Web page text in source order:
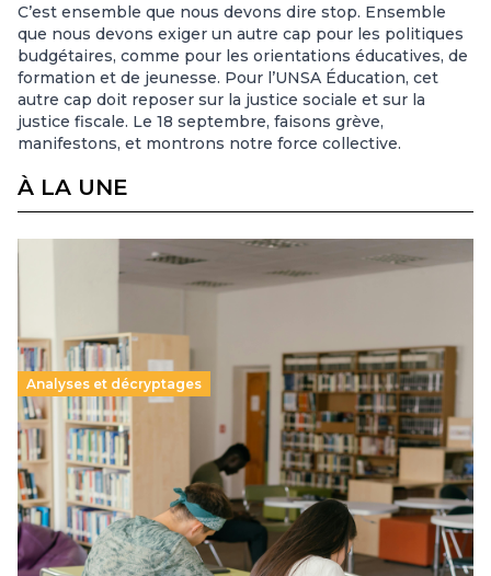
C’est ensemble que nous devons dire stop. Ensemble
que nous devons exiger un autre cap pour les politiques
budgétaires, comme pour les orientations éducatives, de
formation et de jeunesse. Pour l’UNSA Éducation, cet
autre cap doit reposer sur la justice sociale et sur la
justice fiscale. Le 18 septembre, faisons grève,
manifestons, et montrons notre force collective.
À LA UNE
Analyses et décryptages
Supérieur privé : une dérive qui met à mal la
promesse républicaine
11 juillet 2026-
Le projet de loi sur la régulation de l’enseignement
supérieur privé met en lumière l’amplification d’un système
qui relègue l’acte pédagogique au superfétatoire, voire à…